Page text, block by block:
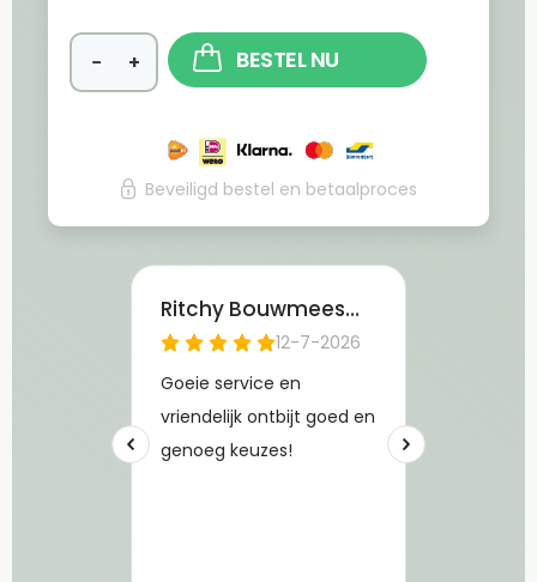
− + BESTEL NU
Beveiligd bestel en betaalproces